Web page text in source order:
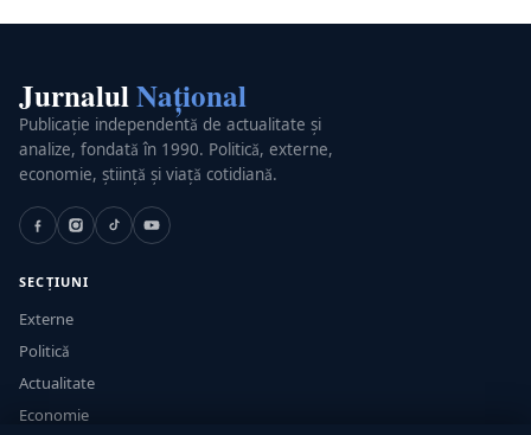
JurnalulNațional
Publicație independentă de actualitate și
analize, fondată în 1990. Politică, externe,
economie, știință și viață cotidiană.
SECȚIUNI
Externe
Politică
Actualitate
Economie